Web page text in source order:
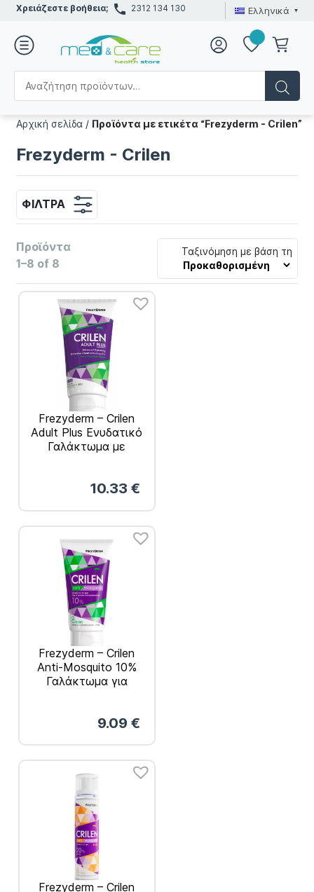
Χρειάζεστε βοήθεια; 2312 134 130 Ελληνικά
Αρχική σελίδα / Προϊόντα με ετικέτα “Frezyderm - Crilen”
Frezyderm - Crilen
ΦΊΛΤΡΑ
Προϊόντα
1–8 of 8
Ταξινόμηση με βάση τη
Frezyderm – Crilen
Adult Plus Ενυδατικό
Γαλάκτωμα με
10.33 €
Frezyderm – Crilen
Anti-Mosquito 10%
Γαλάκτωμα για
9.09 €
Frezyderm – Crilen